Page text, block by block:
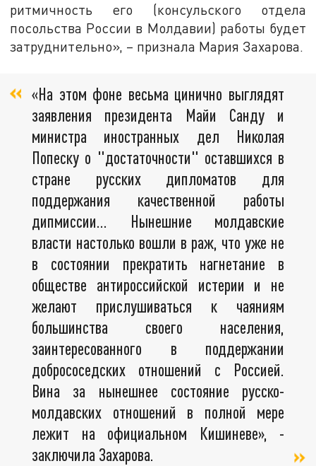
ритмичность его (консульского отдела
посольства России в Молдавии) работы будет
затруднительно», – признала Мария Захарова.
«На этом фоне весьма цинично выглядят
заявления президента Майи Санду и
министра иностранных дел Николая
Попеску о "достаточности" оставшихся в
стране русских дипломатов для
поддержания качественной работы
дипмиссии… Нынешние молдавские
власти настолько вошли в раж, что уже не
в состоянии прекратить нагнетание в
обществе антироссийской истерии и не
желают прислушиваться к чаяниям
большинства своего населения,
заинтересованного в поддержании
добрососедских отношений с Россией.
Вина за нынешнее состояние русско-
молдавских отношений в полной мере
лежит на официальном Кишиневе», -
заключила Захарова.